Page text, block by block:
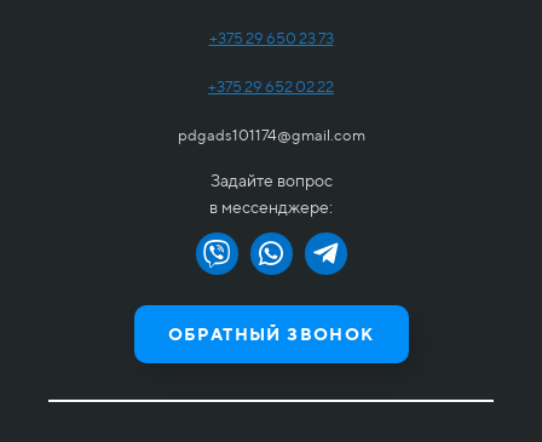
+375 29 650 23 73
+375 29 652 02 22
pdgads101174@gmail.com
Задайте вопрос
в мессенджере:
ОБРАТНЫЙ ЗВОНОК